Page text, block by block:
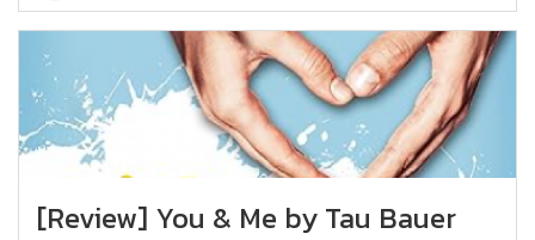
[Review] You & Me by Tau Bauer